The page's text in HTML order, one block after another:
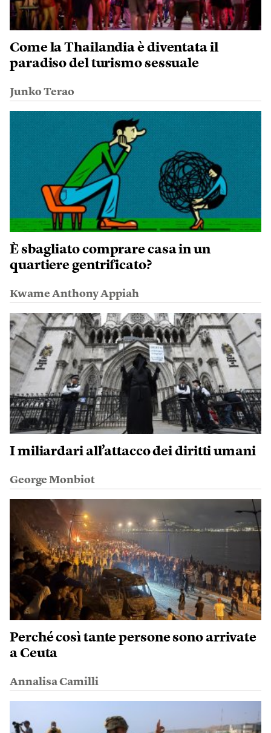
Come la Thailandia è diventata il
paradiso del turismo sessuale
Junko Terao
È sbagliato comprare casa in un
quartiere gentrificato?
Kwame Anthony Appiah
I miliardari all’attacco dei diritti umani
George Monbiot
Perché così tante persone sono arrivate
a Ceuta
Annalisa Camilli